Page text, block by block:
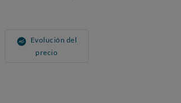
Evolución del
precio